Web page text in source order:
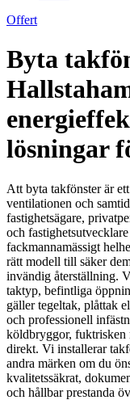
Offert
Byta
lösningar
Att byta takfönster är
ventilationen och
fastighetsägare,
och
fackmannamässigt
rätt modell till säker
invändig återställning.
taktyp, befintliga
gäller tegeltak, plåttak
och professionell
köldbryggor, fuktrisken
direkt. Vi installerar
andra märken om du
kvalitetssäkrat,
och hållbar prestanda